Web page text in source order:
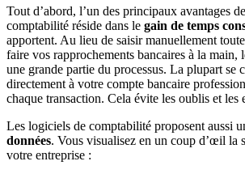
Tout d’abord, l’un des principaux avantages
comptabilité réside dans le gain de temps
apportent. Au lieu de saisir manuellement
faire vos rapprochements bancaires à la main,
une grande partie du processus. La plupart se
directement à votre compte bancaire
chaque transaction. Cela évite les oublis et les
Les logiciels de comptabilité proposent aussi
données. Vous visualisez en un coup d’œil la
votre entreprise :